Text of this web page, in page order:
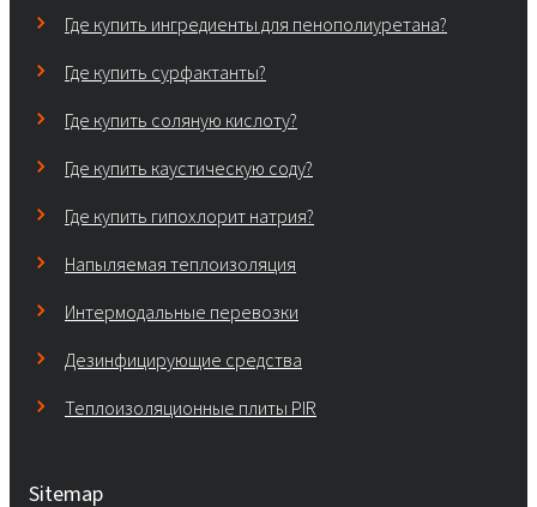
Где купить ингредиенты для пенополиуретана?
Где купить сурфактанты?
Где купить соляную кислоту?
Где купить каустическую соду?
Где купить гипохлорит натрия?
Напыляемая теплоизоляция
Интермодальные перевозки
Дезинфицирующие средства
Теплоизоляционные плиты PIR
Sitemap